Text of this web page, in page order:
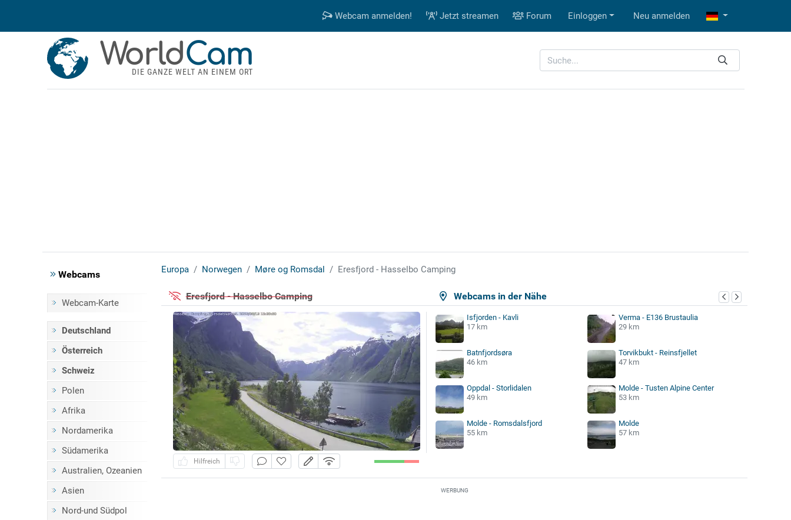
Webcam anmelden! Jetzt streamen Forum Einloggen Neu anmelden
WorldCam
DIE GANZE WELT AN EINEM ORT
Webcams
Webcam-Karte
Deutschland
Österreich
Schweiz
Polen
Afrika
Nordamerika
Südamerika
Australien, Ozeanien
Asien
Nord-und Südpol
Europa Norwegen Møre og Romsdal Eresfjord - Hasselbo Camping
Webcams in der Nähe
Eresfjord - Hasselbo Camping
Hilfreich
Isfjorden - Kavli
17 km
Verma - E136 Brustaulia
29 km
Batnfjordsøra
46 km
Torvikbukt - Reinsfjellet
47 km
Oppdal - Storlidalen
49 km
Molde - Tusten Alpine Center
53 km
Molde - Romsdalsfjord
55 km
Molde
57 km
WERBUNG